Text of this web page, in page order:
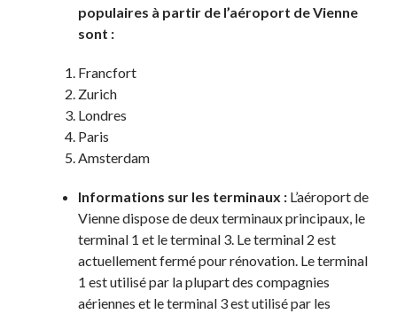
populaires à partir de l’aéroport de Vienne
sont :
Francfort
Zurich
Londres
Paris
Amsterdam
Informations sur les terminaux : L’aéroport de
Vienne dispose de deux terminaux principaux, le
terminal 1 et le terminal 3. Le terminal 2 est
actuellement fermé pour rénovation. Le terminal
1 est utilisé par la plupart des compagnies
aériennes et le terminal 3 est utilisé par les